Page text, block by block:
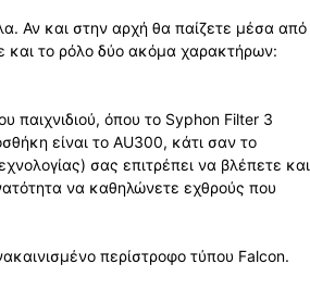
Αν και στην αρχή θα παίζετε μέσα από
και το ρόλο δύο ακόμα χαρακτήρων:
παιχνιδιού, όπου το Syphon Filter 3
είναι το AU300, κάτι σαν το
σας επιτρέπει να βλέπετε και
να καθηλώνετε εχθρούς που
περίστροφο τύπου Falcon.